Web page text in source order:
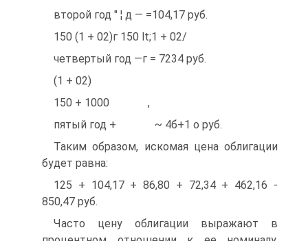
второй год " ¦ д — =104,17 руб.
150 (1 + 02)г 150 lt;1 + 02/
четвертый год —г = 7234 руб.
(1 + 02)
150 + 1000 ,
пятый год + ~ 4б+1 о руб.
Таким образом, искомая цена облигации
будет равна:
125 + 104,17 + 86,80 + 72,34 + 462,16 -
850,47 руб.
Часто цену облигации выражают в